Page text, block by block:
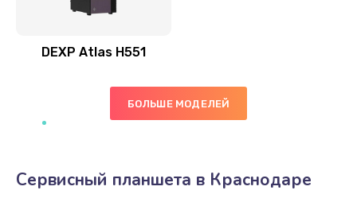
DEXP Atlas H551
БОЛЬШЕ МОДЕЛЕЙ
Сервисный планшета в Краснодаре